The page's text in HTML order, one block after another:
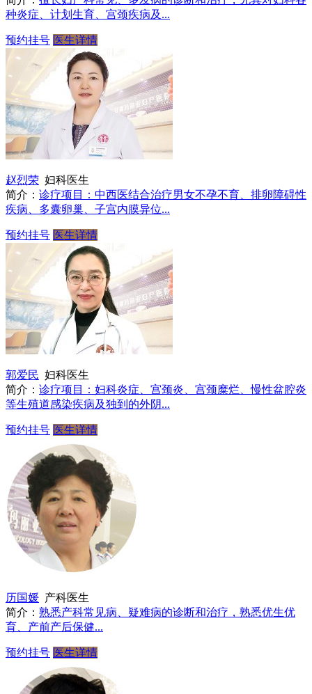
种炎症、计划生育、宫颈疾病及...
预约挂号 医生详情
赵烈荣 妇科医生
简介： 诊疗项目：中西医结合治疗男女不孕不育、排卵障碍性
疾病、多囊卵巢、子宫内膜异位...
预约挂号 医生详情
郭爱民 妇科医生
简介： 诊疗项目：妇科炎症、宫颈炎、宫颈糜烂、慢性盆腔炎
等生殖道感染疾病及独到的外阴...
预约挂号 医生详情
历国媛 产科医生
简介： 熟悉产科常见病、疑难病的诊断和治疗，熟悉优生优
育、产前产后保健...
预约挂号 医生详情